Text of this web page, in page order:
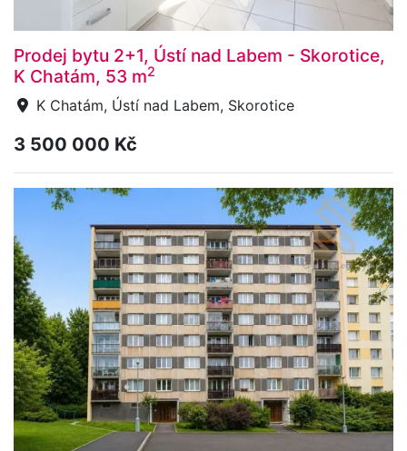
Prodej bytu 2+1, Ústí nad Labem - Skorotice,
K Chatám, 53 m2
K Chatám, Ústí nad Labem, Skorotice
3 500 000 Kč